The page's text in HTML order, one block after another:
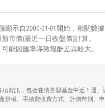
示自2000-01-01開始，相關數據
市價(最近一日收盤價)計算。
能因匯率導致報酬差異較大。
各項資訊，包括在債券型基金中近 1
規模、手續費收費方式、計價幣別